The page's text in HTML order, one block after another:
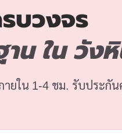
บวงจร
น ใน วัง
ายใน 1-4 ชม. รับประกั